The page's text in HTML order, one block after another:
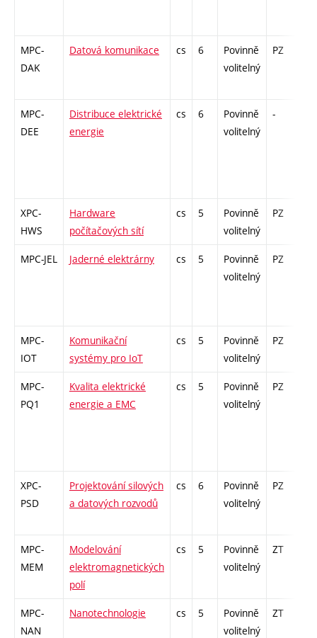
MPC-
DAK
Datová komunikace cs 6
Povinně
volitelný
PZ
MPC-
DEE
Distribuce elektrické
energie
cs 6
Povinně
volitelný
-
XPC-
HWS
Hardware
počítačových sítí
cs 5
Povinně
volitelný
PZ
MPC-JEL Jaderné elektrárny cs 5
Povinně
volitelný
PZ
MPC-
IOT
Komunikační
systémy pro IoT
cs 5
Povinně
volitelný
PZ
MPC-
PQ1
Kvalita elektrické
energie a EMC
cs 5
Povinně
volitelný
PZ
XPC-
PSD
Projektování silových
a datových rozvodů
cs 6
Povinně
volitelný
PZ
MPC-
MEM
Modelování
elektromagnetických
polí
cs 5
Povinně
volitelný
ZT
MPC-
NAN
Nanotechnologie cs 5
Povinně
volitelný
ZT